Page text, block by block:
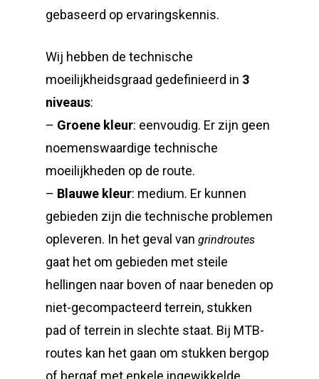
gebaseerd op ervaringskennis.
Wij hebben de technische
moeilijkheidsgraad gedefinieerd in 3
niveaus:
– Groene kleur: eenvoudig. Er zijn geen
noemenswaardige technische
moeilijkheden op de route.
– Blauwe kleur: medium. Er kunnen
gebieden zijn die technische problemen
opleveren. In het geval van grindroutes
gaat het om gebieden met steile
hellingen naar boven of naar beneden op
niet-gecompacteerd terrein, stukken
pad of terrein in slechte staat. Bij MTB-
routes kan het gaan om stukken bergop
of bergaf met enkele ingewikkelde